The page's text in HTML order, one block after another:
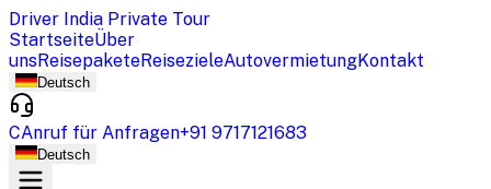
Driver India Private Tour
StartseiteÜber
unsReisepaketeReisezieleAutovermietungKontakt
Deutsch
CAnruf für Anfragen+91 9717121683
Deutsch